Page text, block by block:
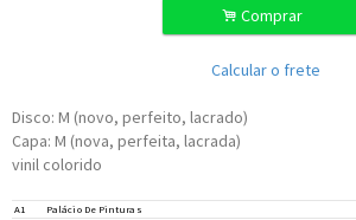
. Comprar
Calcular o frete
Disco: M (novo, perfeito, lacrado)
Capa: M (nova, perfeita, lacrada)
vinil colorido
A1
Palácio De Pinturas